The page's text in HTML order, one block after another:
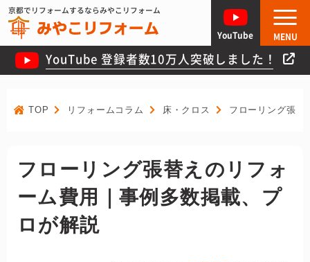
京都でリフォームするならみやこリフォーム
YouTube 登録者数10万人突破しました！
YouTube MENU
TOP リフォームコラム 床・クロス フローリング張替
フローリング張替えのリフォ
ーム費用｜事例多数掲載、プ
ロが解説